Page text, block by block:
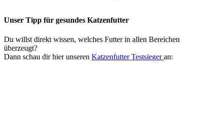
Unser Tipp für gesundes Katzenfutter
Du willst direkt wissen, welches Futter in allen Bereichen
überzeugt?
Dann schau dir hier unseren Katzenfutter Testsieger an: